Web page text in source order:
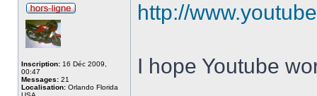
Inscription: 16 Déc 2009,
00:47
Messages: 21
Localisation: Orlando Florida
http://
I hope Youtube